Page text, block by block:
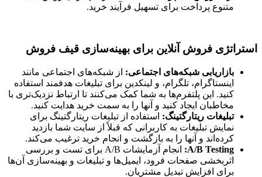
متنوع پرداخت برای تسهیل فرآیند خرید.
استراتژی فروش آنلاین برای بهینه‌سازی قیف فروش
بازاریابی شبکه‌های اجتماعی: از شبکه‌های اجتماعی مانند
اینستاگرام، تلگرام، و لینکدین برای تبلیغات هدفمند استفاده
کنید. این پلتفرم‌ها به شما کمک می‌کنند تا ارتباط نزدیک‌تری با
مخاطبان ایجاد کنید و آنها را به سمت خرید هدایت کنید.
تبلیغات ریتارگتینگ: استفاده از تبلیغات ریتارگتینگ برای
نمایش تبلیغات به کاربرانی که قبلاً از سایت شما بازدید
کرده‌اند و آنها را به بازگشت و انجام خرید ترغیب می‌کند.
A/B Testing:
انجام آزمایشات A/B برای تست و بررسی
اثربخشی صفحات فرود، ایمیل‌ها و تبلیغات و بهینه‌سازی آن‌ها
برای افزایش تبدیل مشتریان.